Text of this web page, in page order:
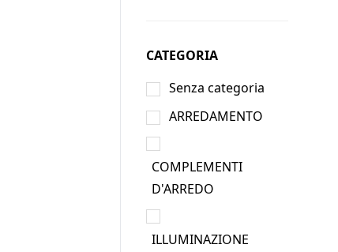
CATEGORIA
Senza categoria
ARREDAMENTO
COMPLEMENTI
D'ARREDO
ILLUMINAZIONE